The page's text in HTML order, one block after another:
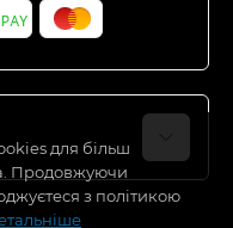
для більш
Продовжуючи
з політикою